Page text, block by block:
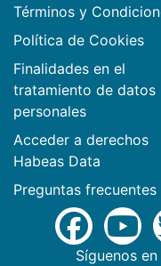
Términos y
Política de Cookies
Finalidades en el
tratamiento de datos
personales
Acceder a derechos
Habeas Data
Preguntas frecuentes
Síguenos